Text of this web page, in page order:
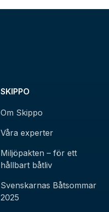
SKIPPO
Om Skippo
Våra experter
Miljöpakten – för ett
hållbart båtliv
Svenskarnas Båtsommar
2025